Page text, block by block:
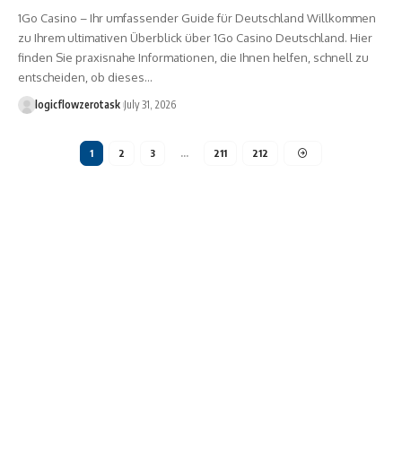
1Go Casino – Ihr umfassender Guide für Deutschland Willkommen
zu Ihrem ultimativen Überblick über 1Go Casino Deutschland. Hier
finden Sie praxisnahe Informationen, die Ihnen helfen, schnell zu
entscheiden, ob dieses…
logicflowzerotask July 31, 2026
1 2 3 … 211 212